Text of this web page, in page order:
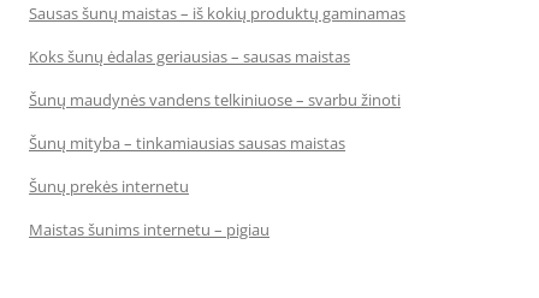
Sausas šunų maistas – iš kokių produktų gaminamas
Koks šunų ėdalas geriausias – sausas maistas
Šunų maudynės vandens telkiniuose – svarbu žinoti
Šunų mityba – tinkamiausias sausas maistas
Šunų prekės internetu
Maistas šunims internetu – pigiau